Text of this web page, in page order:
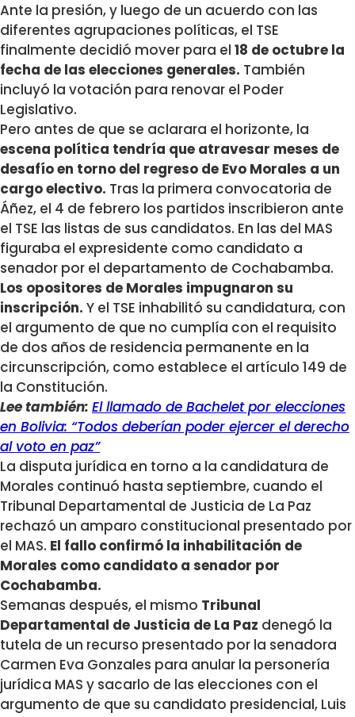
Ante la presión, y luego de un acuerdo con las
diferentes agrupaciones políticas, el TSE
finalmente decidió mover para el 18 de octubre la
fecha de las elecciones generales. También
incluyó la votación para renovar el Poder
Legislativo.
Pero antes de que se aclarara el horizonte, la
escena política tendría que atravesar meses de
desafío en torno del regreso de Evo Morales a un
cargo electivo. Tras la primera convocatoria de
Áñez, el 4 de febrero los partidos inscribieron ante
el TSE las listas de sus candidatos. En las del MAS
figuraba el expresidente como candidato a
senador por el departamento de Cochabamba.
Los opositores de Morales impugnaron su
inscripción. Y el TSE inhabilitó su candidatura, con
el argumento de que no cumplía con el requisito
de dos años de residencia permanente en la
circunscripción, como establece el artículo 149 de
la Constitución.
Lee también: El llamado de Bachelet por elecciones
en Bolivia: “Todos deberían poder ejercer el derecho
al voto en paz”
La disputa jurídica en torno a la candidatura de
Morales continuó hasta septiembre, cuando el
Tribunal Departamental de Justicia de La Paz
rechazó un amparo constitucional presentado por
el MAS. El fallo confirmó la inhabilitación de
Morales como candidato a senador por
Cochabamba.
Semanas después, el mismo Tribunal
Departamental de Justicia de La Paz denegó la
tutela de un recurso presentado por la senadora
Carmen Eva Gonzales para anular la personería
jurídica MAS y sacarlo de las elecciones con el
argumento de que su candidato presidencial, Luis